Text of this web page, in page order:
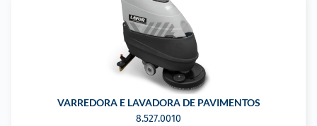
VARREDORA E LAVADORA DE PAVIMENTOS
8.527.0010